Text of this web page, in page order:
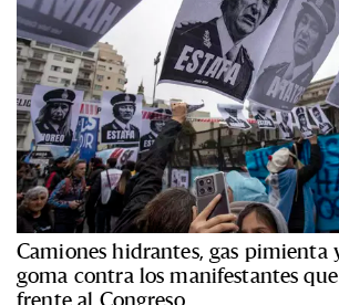
Camiones hidrantes, gas pimienta
goma contra los manifestantes
frente al Congreso